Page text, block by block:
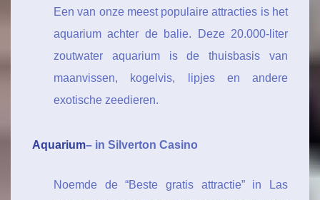
Een van onze meest populaire attracties is het
aquarium achter de balie. Deze 20.000-liter
zoutwater aquarium is de thuisbasis van
maanvissen, kogelvis, lipjes en andere
exotische zeedieren.
Aquarium– in Silverton Casino
Noemde de “Beste gratis attractie” in Las